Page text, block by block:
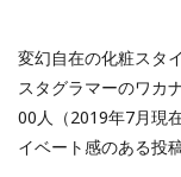
変幻自在の化粧スタ
スタグラマーのワカ
00人（2019年7月現
イベート感のある投